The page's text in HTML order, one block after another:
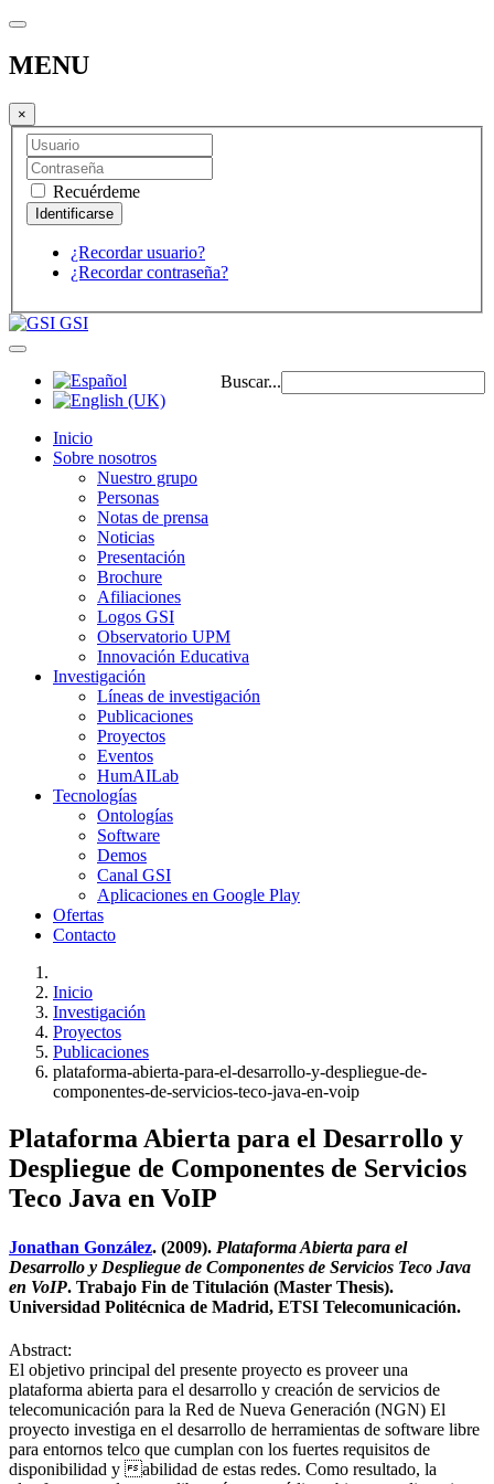
MENU
×
Recuérdeme
¿Recordar usuario?
¿Recordar contraseña?
GSI
Buscar...
Inicio
Sobre nosotros
Nuestro grupo
Personas
Notas de prensa
Noticias
Presentación
Brochure
Afiliaciones
Logos GSI
Observatorio UPM
Innovación Educativa
Investigación
Líneas de investigación
Publicaciones
Proyectos
Eventos
HumAILab
Tecnologías
Ontologías
Software
Demos
Canal GSI
Aplicaciones en Google Play
Ofertas
Contacto
Inicio
Investigación
Proyectos
Publicaciones
plataforma-abierta-para-el-desarrollo-y-despliegue-de-
componentes-de-servicios-teco-java-en-voip
Plataforma Abierta para el Desarrollo y
Despliegue de Componentes de Servicios
Teco Java en VoIP
Jonathan González. (2009). Plataforma Abierta para el
Desarrollo y Despliegue de Componentes de Servicios Teco Java
en VoIP. Trabajo Fin de Titulación (Master Thesis).
Universidad Politécnica de Madrid, ETSI Telecomunicación.
Abstract:
El objetivo principal del presente proyecto es proveer una
plataforma abierta para el desarrollo y creación de servicios de
telecomunicación para la Red de Nueva Generación (NGN) El
proyecto investiga en el desarrollo de herramientas de software libre
para entornos telco que cumplan con los fuertes requisitos de
disponibilidad y abilidad de estas redes. Como resultado, la